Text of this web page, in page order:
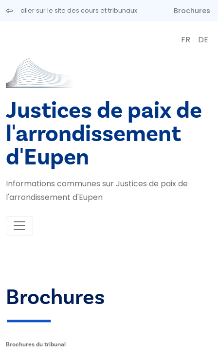
Aller au contenu principal
aller sur le site des cours et tribunaux Brochures
FR DE
Justices de paix de
l'arrondissement
d'Eupen
Informations communes sur Justices de paix de
l'arrondissement d'Eupen
Brochures
Brochures du tribunal